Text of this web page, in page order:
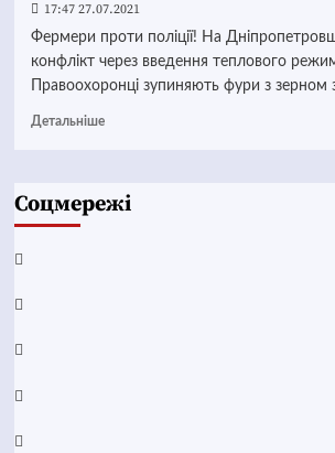
17:47 27.07.2021
Фермери проти поліції! На
конфлікт через введення теплового
Правоохоронці зупиняють фури з зерном
Детальніше
Соцмережі
Facebook
YouTube
Telegram
Instagram
Twitter